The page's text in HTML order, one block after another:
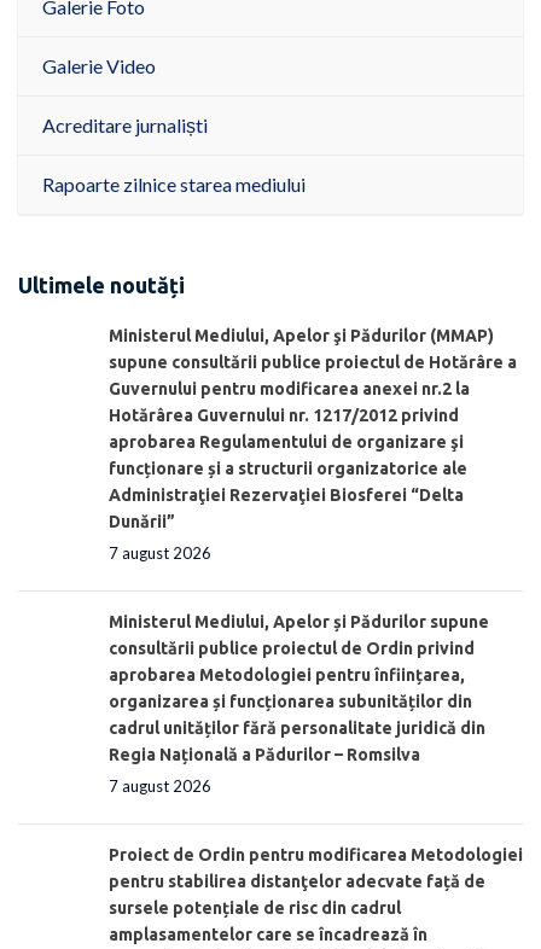
Galerie Foto
Galerie Video
Acreditare jurnaliști
Rapoarte zilnice starea mediului
Ultimele noutăți
Ministerul Mediului, Apelor şi Pădurilor (MMAP)
supune consultării publice proiectul de Hotărâre a
Guvernului pentru modificarea anexei nr.2 la
Hotărârea Guvernului nr. 1217/2012 privind
aprobarea Regulamentului de organizare şi
funcționare și a structurii organizatorice ale
Administraţiei Rezervaţiei Biosferei “Delta
Dunării”
7 august 2026
Ministerul Mediului, Apelor și Pădurilor supune
consultării publice proiectul de Ordin privind
aprobarea Metodologiei pentru înființarea,
organizarea și funcționarea subunităților din
cadrul unităților fără personalitate juridică din
Regia Națională a Pădurilor – Romsilva
7 august 2026
Proiect de Ordin pentru modificarea Metodologiei
pentru stabilirea distanţelor adecvate față de
sursele potențiale de risc din cadrul
amplasamentelor care se încadrează în